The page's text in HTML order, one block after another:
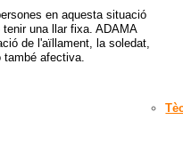
en aquesta situació
una llar fixa. ADAMA
de l'aïllament, la soledat,
també afectiva.